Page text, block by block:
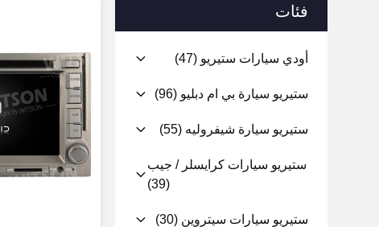
فئات
أودي سيارات ستيريو (47)
ستيريو سيارة بي ام دبليو (96)
ستيريو سيارة شيفروليه (55)
ستيريو سيارات كرايسلر / جيب
(39)
ستيريو سيارات سيتروين (30)